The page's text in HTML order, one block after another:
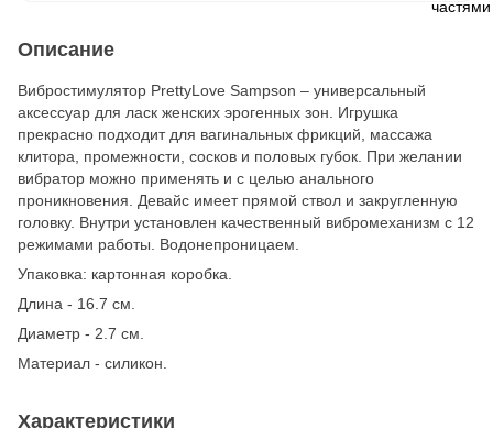
Описание
Вибростимулятор PrettyLove Sampson – универсальный
аксессуар для ласк женских эрогенных зон. Игрушка
прекрасно подходит для вагинальных фрикций, массажа
клитора, промежности, сосков и половых губок. При желании
вибратор можно применять и с целью анального
проникновения. Девайс имеет прямой ствол и закругленную
головку. Внутри установлен качественный вибромеханизм с 12
режимами работы. Водонепроницаем.
Упаковка: картонная коробка.
Длина - 16.7 см.
Диаметр - 2.7 см.
Материал - силикон.
Характеристики